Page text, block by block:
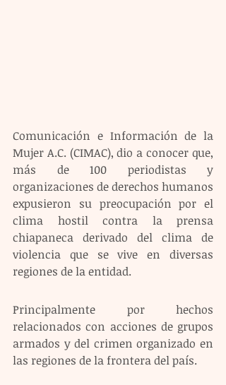
Comunicación e Información de la
Mujer A.C. (CIMAC), dio a conocer que,
más de 100 periodistas y
organizaciones de derechos humanos
expusieron su preocupación por el
clima hostil contra la prensa
chiapaneca derivado del clima de
violencia que se vive en diversas
regiones de la entidad.
Principalmente por hechos
relacionados con acciones de grupos
armados y del crimen organizado en
las regiones de la frontera del país.